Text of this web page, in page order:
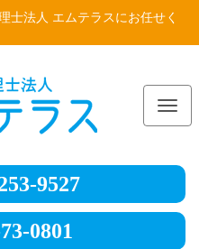
士法人 エムテラスにお任せく
9527
0801